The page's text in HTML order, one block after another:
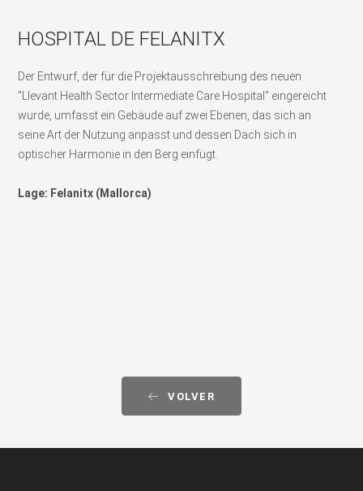
HOSPITAL DE FELANITX
Der Entwurf, der für die Projektausschreibung des neuen
"Llevant Health Sector Intermediate Care Hospital" eingereicht
wurde, umfasst ein Gebäude auf zwei Ebenen, das sich an
seine Art der Nutzung anpasst und dessen Dach sich in
optischer Harmonie in den Berg einfügt.
Lage: Felanitx (Mallorca)
VOLVER